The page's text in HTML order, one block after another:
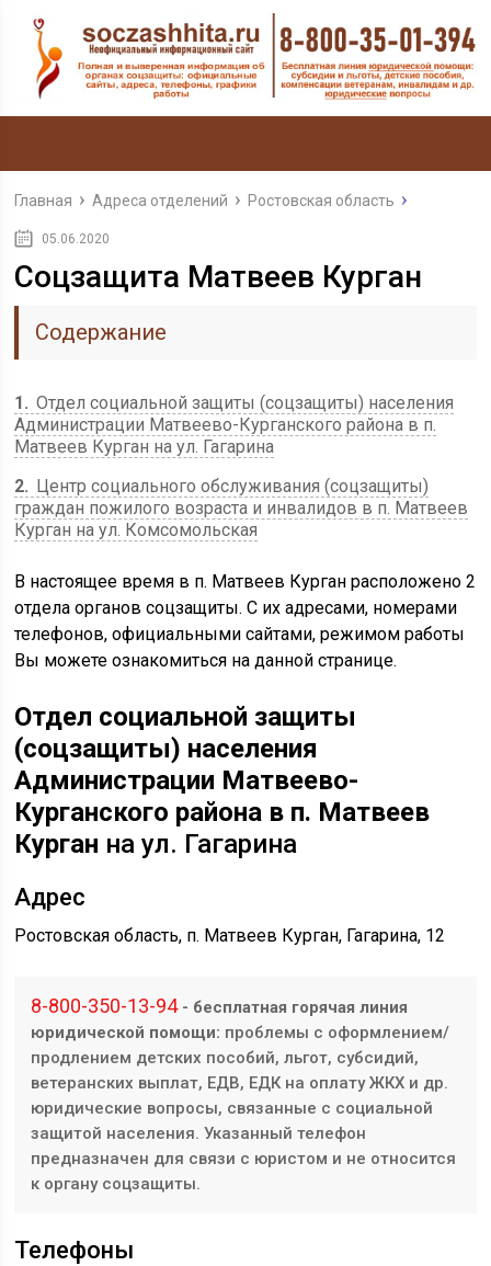
Главная Адреса отделений Ростовская область
05.06.2020
Соцзащита Матвеев Курган
Содержание
1
Отдел социальной защиты (соцзащиты) населения
Администрации Матвеево-Курганского района в п.
Матвеев Курган на ул. Гагарина
2
Центр социального обслуживания (соцзащиты)
граждан пожилого возраста и инвалидов в п. Матвеев
Курган на ул. Комсомольская
В настоящее время в п. Матвеев Курган расположено 2
отдела органов соцзащиты. С их адресами, номерами
телефонов, официальными сайтами, режимом работы
Вы можете ознакомиться на данной странице.
Отдел социальной защиты
(соцзащиты) населения
Администрации Матвеево-
Курганского района в п. Матвеев
Курган на ул. Гагарина
Адрес
Ростовская область, п. Матвеев Курган, Гагарина, 12
8-800-350-13-94- бесплатная горячая линия
юридической помощи: проблемы с оформлением/
продлением детских пособий, льгот, субсидий,
ветеранских выплат, ЕДВ, ЕДК на оплату ЖКХ и др.
юридические вопросы, связанные с социальной
защитой населения. Указанный телефон
предназначен для связи с юристом и не относится
к органу соцзащиты.
Телефоны